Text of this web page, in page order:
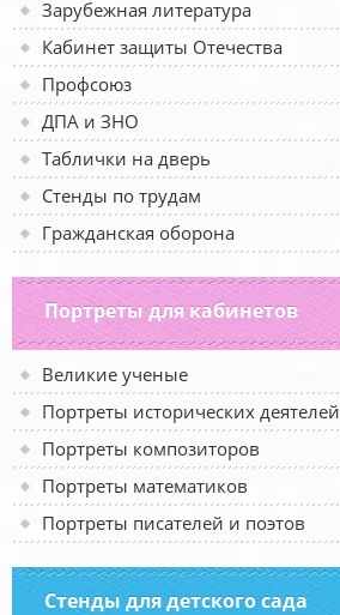
Зарубежная литература
Кабинет защиты Отечества
Профсоюз
ДПА и ЗНО
Таблички на дверь
Стенды по трудам
Гражданская оборона
Портреты для кабинетов
Великие ученые
Портреты исторических деятелей
Портреты композиторов
Портреты математиков
Портреты писателей и поэтов
Стенды для детского сада